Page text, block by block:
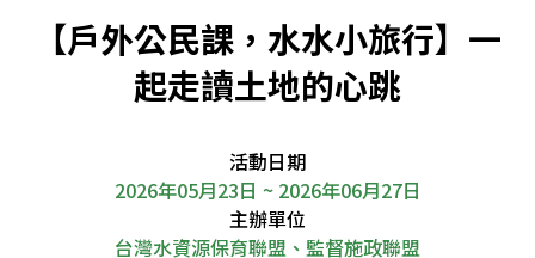
【戶外公民課，水水小旅行】一
起走讀土地的心跳
活動日期
2026年05月23日 ~ 2026年06月27日
主辦單位
台灣水資源保育聯盟、監督施政聯盟